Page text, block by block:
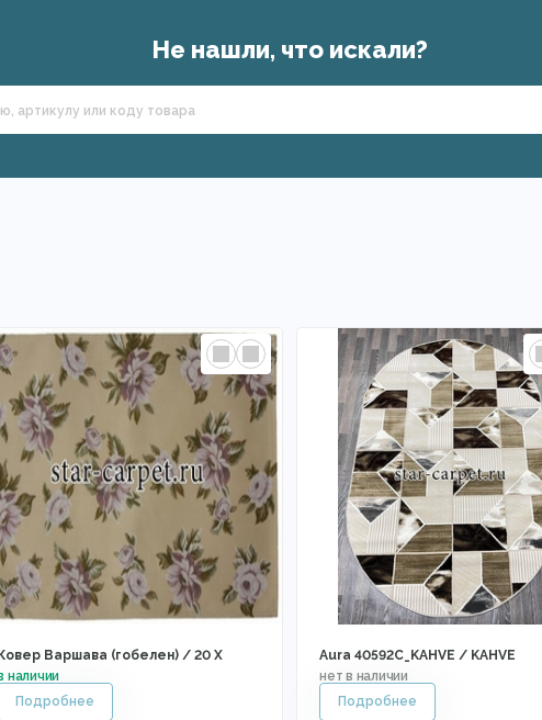
Не нашли, что искали?
Ковер Варшава (гобелен) / 20 X Aura 40592C_KAHVE / KAHVE